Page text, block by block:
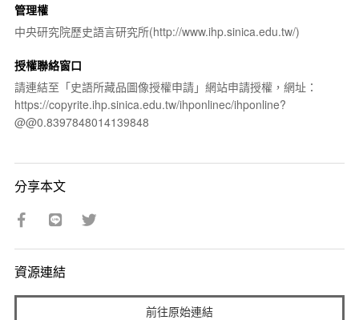
管理權
中央研究院歷史語言研究所(http://www.ihp.sinica.edu.tw/)
授權聯絡窗口
請連結至「史語所藏品圖像授權申請」網站申請授權，網址：
https://copyrite.ihp.sinica.edu.tw/ihponlinec/ihponline?
@@0.8397848014139848
分享本文
資源連結
前往原始連結